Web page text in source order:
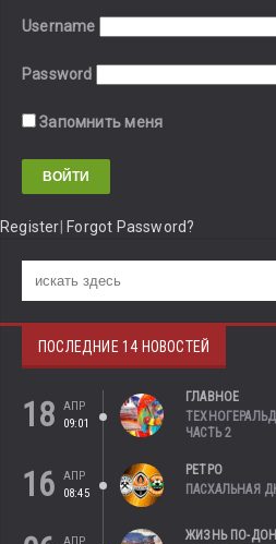
Username
Password
Запомнить меня
Register Forgot Password?
ПОСЛЕДНИЕ 14 НОВОСТЕЙ
18
АПР
09:01
ГЛАВНОЕ
ЧАСТЬ 2
16
АПР
08:45
РЕТРО
ПАСХАЛЬНАЯ
ЖИЗНЬ ПО-